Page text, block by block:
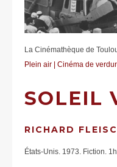
La Cinémathèque de
Plein air | Cinéma de
SOLEIL
RICHARD
États-Unis. 1973. Fiction.